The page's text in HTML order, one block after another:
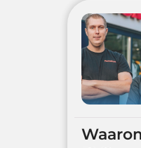
Waarom